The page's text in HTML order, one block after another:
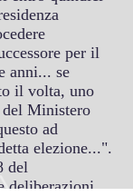
per il
anni... se
il volta, uno
Ministero
ad
elezione...".
del
deliberazioni